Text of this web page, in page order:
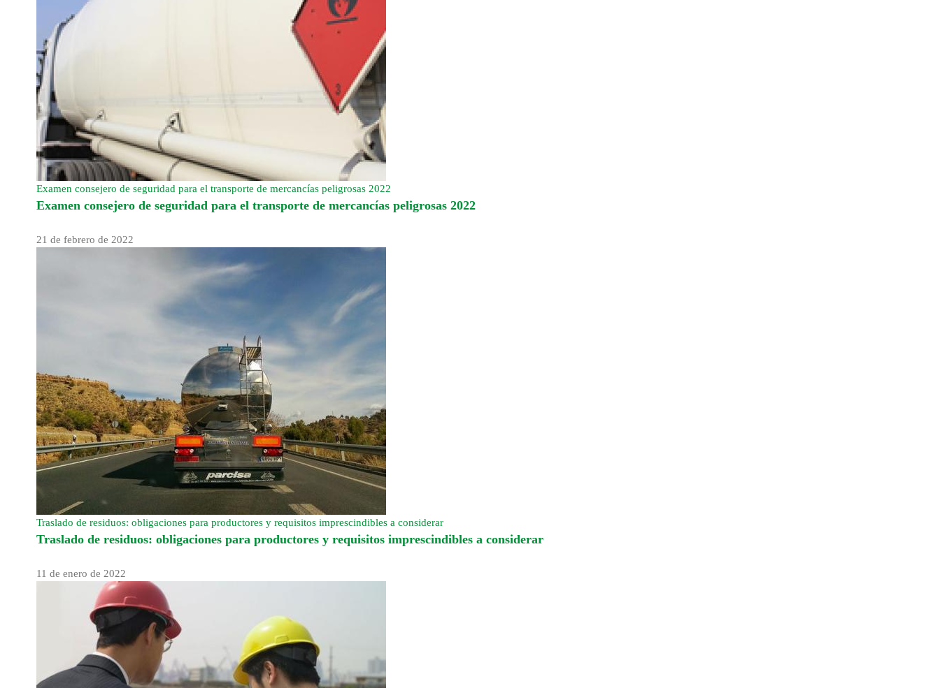
Examen consejero de seguridad para el transporte de mercancías peligrosas 2022
Examen consejero de seguridad para el transporte de mercancías peligrosas 2022
21 de febrero de 2022
Traslado de residuos: obligaciones para productores y requisitos imprescindibles a considerar
Traslado de residuos: obligaciones para productores y requisitos imprescindibles a considerar
11 de enero de 2022